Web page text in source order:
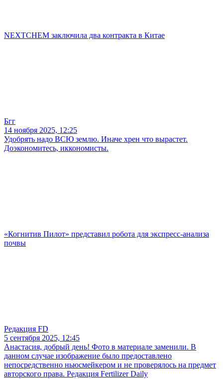
NEXTCHEM заключила два контракта в Китае
Бгг
14 ноября 2025, 12:25
Удобрять надо ВСЮ землю. Иначе хрен что вырастет.
Доэкономитесь, иккономисты.
«Когнитив Пилот» представил робота для экспресс-анализа
почвы
Редакция FD
5 сентября 2025, 12:45
Анастасия, добрый день! Фото в материале заменили. В
данном случае изображение было предоставлено
непосредственно ньюсмейкером и не проверялось на предмет
авторского права. Редакция Fertilizer Daily